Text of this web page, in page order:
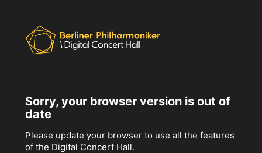
Sorry, your browser version is out of
date
Please update your browser to use all the features
of the Digital Concert Hall.